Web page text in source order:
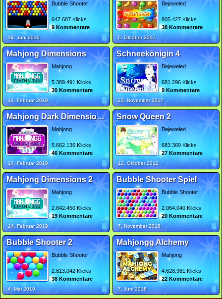
Bubble Shooter
647.687 Klicks
9 Kommentare
14. Juni 2010
Bejeweled
805.427 Klicks
38 Kommentare
6. Oktober 2017
Mahjong Dimensions
Mahjong
5.389.491 Klicks
30 Kommentare
14. Februar 2019
Schneekönigin 4
Bejeweled
681.296 Klicks
9 Kommentare
23. November 2017
Mahjong Dark Dimensions Triple Time
Mahjong
5.662.136 Klicks
46 Kommentare
14. Februar 2019
Snow Queen 2
Bejeweled
683.369 Klicks
27 Kommentare
12. Oktober 2012
Mahjong Dimensions 2
Mahjong
2.842.450 Klicks
19 Kommentare
14. Februar 2019
Bubble Shooter Spiel
Bubble Shooter
2.064.040 Klicks
20 Kommentare
7. November 2018
Bubble Shooter 2
Bubble Shooter
2.813.042 Klicks
38 Kommentare
4. Mai 2019
Mahjongg Alchemy
Mahjong
4.628.981 Klicks
22 Kommentare
7. Juni 2018